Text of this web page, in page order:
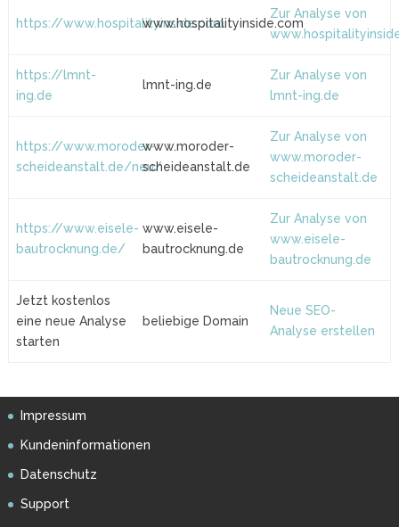
https://www.hospitalityinside.com
www.hospitalityinside.com
Zur Analyse von
https://lmnt-
ing.de
lmnt-ing.de
Zur Analyse von
lmnt-ing.de
https://www.moroder-
scheideanstalt.de/neu/
www.moroder-
scheideanstalt.de
Zur Analyse von
www.moroder-
scheideanstalt.de
https://www.eisele-
bautrocknung.de/
www.eisele-
bautrocknung.de
Zur Analyse von
www.eisele-
bautrocknung.de
Jetzt kostenlos
eine neue Analyse
starten
beliebige Domain
Neue SEO-
Analyse erstellen
Impressum
Kundeninformationen
Datenschutz
Support